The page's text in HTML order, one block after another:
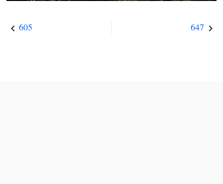
keyboard_arrow_left 605 647 keyboard_arrow_right